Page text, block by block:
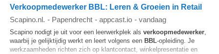
Verkoopmedewerker BBL: Leren & Groeien in Retail
Scapino.nl. - Papendrecht - appcast.io - vandaag
Scapino nodigt je uit voor een leerwerkplek als verkoopmedewerker,
waarbij je gelijktijdig werkt en leert volgens een BBL-opleiding. Je
werkzaamheden richten zich op klantcontact, winkelpresentatie en